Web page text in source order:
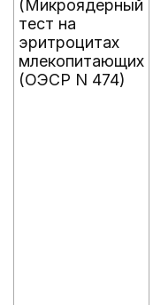
(Микроядерный
тест на
эритроцитах
млекопитающих
(ОЭСР N 474)